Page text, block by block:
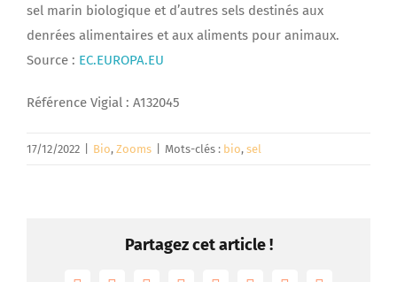
sel marin biologique et d’autres sels destinés aux
denrées alimentaires et aux aliments pour animaux.
Source : EC.EUROPA.EU
Référence Vigial : A132045
17/12/2022 Bio, Zooms Mots-clés : bio, sel
Partagez cet article !